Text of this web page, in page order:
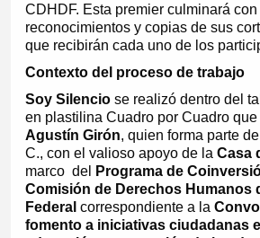
CDHDF. Esta premier culminará
reconocimientos y copias de sus
que recibirán cada uno de los
Contexto del proceso de trabajo
Soy Silenciose realizó dentro del
en plastilina Cuadro por Cuadro
Agustín Girón, quien forma parte de
C., con el valioso apoyo de la Casa
marco del
Programa de
Comisión de Derechos Humanos
Federal correspondiente a la
fomento a iniciativas ciudadanas